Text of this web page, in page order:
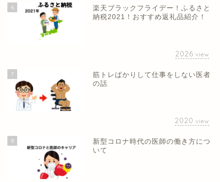
6
楽天ブラックフライデー！ふるさと
納税2021！おすすめ返礼品紹介！
2026 view
7
筋トレばかりして仕事をしない医者
の話
2020 view
8
新型コロナ時代の医師の働き方につ
いて